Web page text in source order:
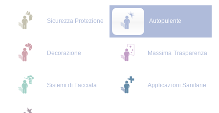
Sicurezza Protezione Autopulente
Decorazione Massima Trasparenza
Sistemi di Facciata Applicazioni Sanitarie